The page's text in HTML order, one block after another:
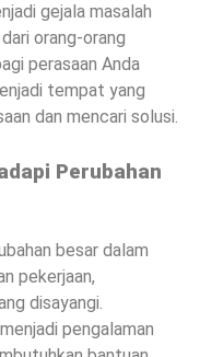
gejala masalah
orang-orang
perasaan Anda
tempat yang
dan mencari solusi.
Perubahan
besar dalam
pekerjaan,
disayangi.
pengalaman